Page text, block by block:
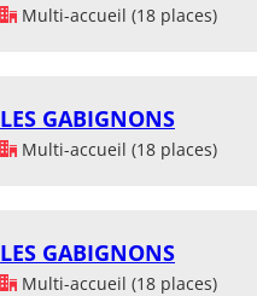
Multi-accueil (18 places)
LES GABIGNONS
Multi-accueil (18 places)
LES GABIGNONS
Multi-accueil (18 places)